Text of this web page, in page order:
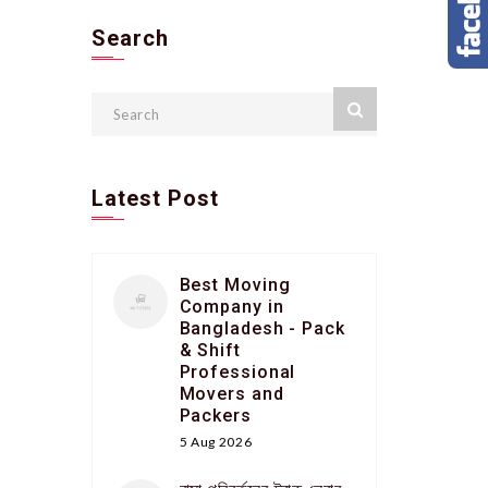
Search
Latest Post
Best Moving
Company in
Bangladesh - Pack
& Shift
Professional
Movers and
Packers
5 Aug 2026